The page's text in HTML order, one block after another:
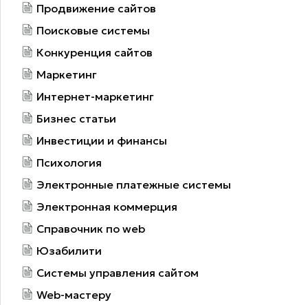
Продвижение сайтов
Поисковые системы
Конкуренция сайтов
Маркетинг
Интернет-маркетинг
Бизнес статьи
Инвестиции и финансы
Психология
Электронные платежные системы
Электронная коммерция
Справочник по web
Юзабилити
Системы управления сайтом
Web-мастеру